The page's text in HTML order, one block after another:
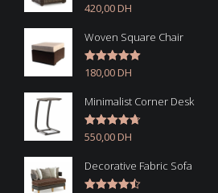
Note5.00
sur 5
420,00DH
Woven Square Chair
Note5.00
sur 5
180,00DH
Minimalist Corner Desk
Note4.67
sur 5
550,00DH
Decorative Fabric Sofa